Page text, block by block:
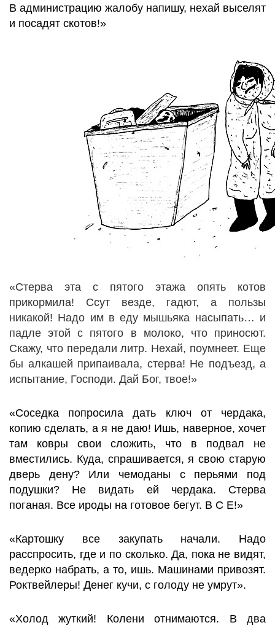
В администрацию жалобу напишу, нехай выселят
и посадят скотов!»
«Стерва эта с пятого этажа опять котов
прикормила! Ссут везде, гадют, а пользы
никакой! Надо им в еду мышьяка насыпать… и
падле этой с пятого в молоко, что приносют.
Скажу, что передали литр. Нехай, поумнеет. Еще
бы алкашей припаивала, стерва! Не подъезд, а
испытание, Господи. Дай Бог, твое!»
«Соседка попросила дать ключ от чердака,
копию сделать, а я не даю! Ишь, наверное, хочет
там ковры свои сложить, что в подвал не
вместились. Куда, спрашивается, я свою старую
дверь дену? Или чемоданы с перьями под
подушки? Не видать ей чердака. Стерва
поганая. Все ироды на готовое бегут. В С Е!»
«Картошку все закупать начали. Надо
расспросить, где и по сколько. Да, пока не видят,
ведерко набрать, а то, ишь. Машинами привозят.
Роктвейлеры! Денег кучи, с голоду не умрут».
«Холод жуткий! Колени отнимаются. В два